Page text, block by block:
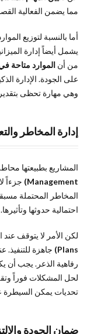
مما يضمن الفعالية
أما بالنسبة لتوزيع
يشمل أيضاً إدارة
من أن الموارد متاحة
على الجودة. الإدارة
وهي مهارة تحظى
إدارة المخاطر
المشاريع بطبيعتها
Management) جزءاً
المخاطر المحتملة
احتمالية حدوثها وتأثيرها.
لكن الأمر لا يتوقف عند
Plans) جاهزة للتنفيذ.
رفاهية الذعر. يجب أن
لحل المشكلات فوراً
تحديات يمكن السيطرة
ضمان الجودة